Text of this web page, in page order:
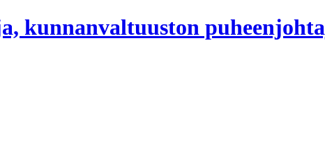
kunnanvaltuuston